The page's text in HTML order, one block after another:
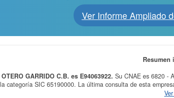
Ver Informe Ampliado
GARRIDO C.B. es E94063922. Su CNAE es 6820 -
categoría SIC 65190000. La última consulta de esta
las subvenciones a las que esta